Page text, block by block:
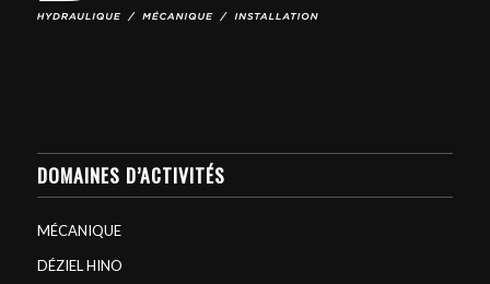
DOMAINES D’ACTIVITÉS
MÉCANIQUE
DÉZIEL HINO